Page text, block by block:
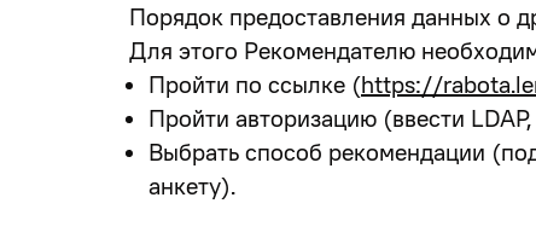
Порядок предоставления данных о
Для этого Рекомендателю
Пройти по ссылке (https://
Пройти авторизацию (ввести
Выбрать способ рекомендации
анкету).